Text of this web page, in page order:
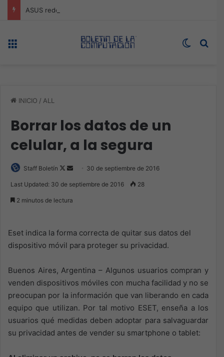
Switch
INICIO / ALL
Borrar los datos de un
celular, a la segura
Staff Boletín
Follow
Send 30 de septiembre de 2016
Last Updated: 30 de septiembre de 2016 28
2 minutos de lectura
Eset indica la forma correcta de quitar sus datos del
dispositivo móvil para proteger su privacidad.
Buenos Aires, Argentina – Algunos usuarios compran y
venden dispositivos móviles con mucha facilidad y no se
preocupan por la información que van liberando en cada
equipo que utilizan. Por tal motivo ESET, enseña a los
usuarios qué medidas deben adoptar para salvaguardar
su privacidad antes de vender su smartphone o tablet: